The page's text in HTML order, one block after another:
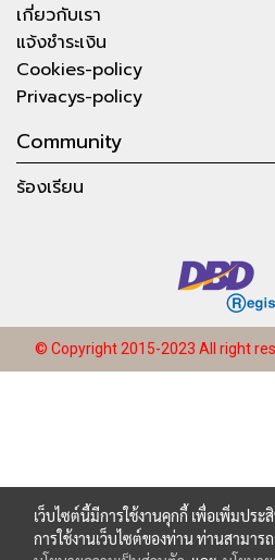
เกี่ยวกับเรา
แจ้งชำระเงิน
Cookies-policy
Privacys-policy
Community
ร้องเรียน
© Copyright 2015-2023 All right
เว็บไซต์นี้มีการใช้งานคุกกี้ เพื่อเพิ่มปร
การใช้งานเว็บไซต์ของท่าน ท่านสามาร